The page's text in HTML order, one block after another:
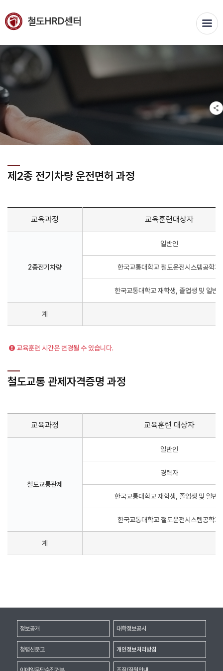
철도HRD센터
제2종 전기차량 운전면허 과정
교육과정 교육훈련대상자
2종전기차량
일반인
한국교통대학교 철도운전시스템공학과
한국교통대학교​ 재학생, 졸업생 및 일반
계
교육훈련 시간은 변경될 수 있습니다.
철도교통 관제자격증명 과정
교육과정 교육훈련 대상자
철도교통관제
일반인
경력자
한국교통대학교 재학생, 졸업생 및 일반
한국교통대학교 철도운전시스템공학과
계
정보공개 대학정보공시
청렴신문고 개인정보처리방침